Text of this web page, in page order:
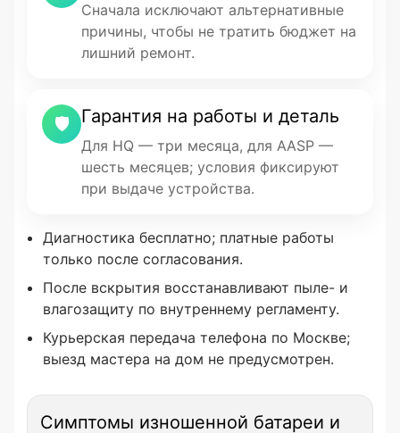
Сначала исключают альтернативные
причины, чтобы не тратить бюджет на
лишний ремонт.
🛡 Гарантия на работы и деталь
Для HQ — три месяца, для AASP —
шесть месяцев; условия фиксируют
при выдаче устройства.
Диагностика бесплатно; платные работы
только после согласования.
После вскрытия восстанавливают пыле- и
влагозащиту по внутреннему регламенту.
Курьерская передача телефона по Москве;
выезд мастера на дом не предусмотрен.
Симптомы изношенной батареи и